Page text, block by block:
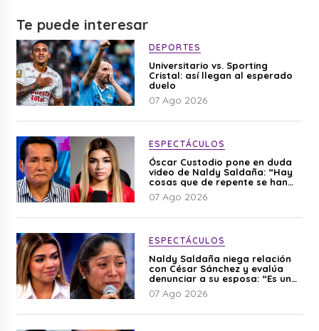
Te puede interesar
DEPORTES
Universitario vs. Sporting
Cristal: así llegan al esperado
duelo
07 Ago 2026
ESPECTÁCULOS
Óscar Custodio pone en duda
video de Naldy Saldaña: “Hay
cosas que de repente se han
editado”
07 Ago 2026
ESPECTÁCULOS
Naldy Saldaña niega relación
con César Sánchez y evalúa
denunciar a su esposa: “Es una
difamación”
07 Ago 2026